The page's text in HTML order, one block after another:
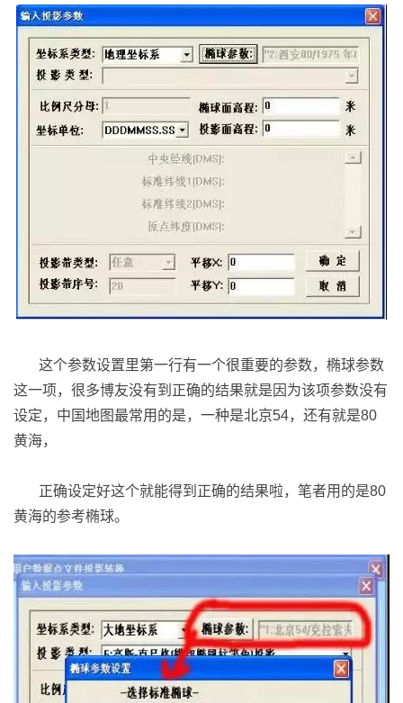
这个参数设置里第一行有一个很重要的参数，椭球参数
这一项，很多博友没有到正确的结果就是因为该项参数没有
设定，中国地图最常用的是，一种是北京54，还有就是80
黄海，
正确设定好这个就能得到正确的结果啦，笔者用的是80
黄海的参考椭球。